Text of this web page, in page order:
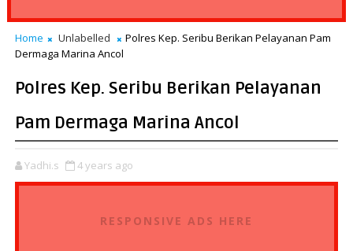
Home Unlabelled
Polres Kep. Seribu Berikan Pelayanan Pam
Dermaga Marina Ancol
Polres Kep. Seribu Berikan Pelayanan
Pam Dermaga Marina Ancol
Yadhi.s 4 years ago
RESPONSIVE ADS HERE